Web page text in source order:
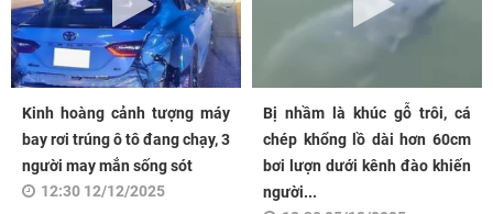
Kinh hoàng cảnh tượng máy
bay rơi trúng ô tô đang chạy, 3
người may mắn sống sót
12:30 12/12/2025
Bị nhầm là khúc gỗ trôi, cá
chép khổng lồ dài hơn 60cm
bơi lượn dưới kênh đào khiến
người...